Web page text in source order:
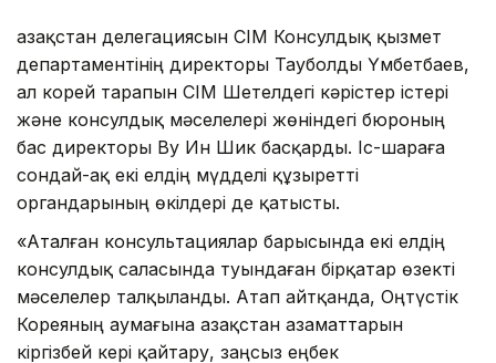
Қазақстан делегациясын СІМ Консулдық қызмет
департаментінің директоры Тауболды Үмбетбаев,
ал корей тарапын СІМ Шетелдегі кәрістер істері
және консулдық мәселелері жөніндегі бюроның
бас директоры Ву Ин Шик басқарды. Іс-шараға
сондай-ақ екі елдің мүдделі құзыретті
органдарының өкілдері де қатысты.
«Аталған консультациялар барысында екі елдің
консулдық саласында туындаған бірқатар өзекті
мәселелер талқыланды. Атап айтқанда, Оңтүстік
Кореяның аумағына Қазақстан азаматтарын
кіргізбей кері қайтару, заңсыз еңбек